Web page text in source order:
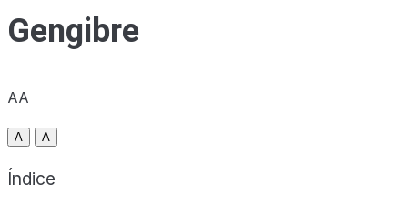
Gengibre
AA
A A
Índice